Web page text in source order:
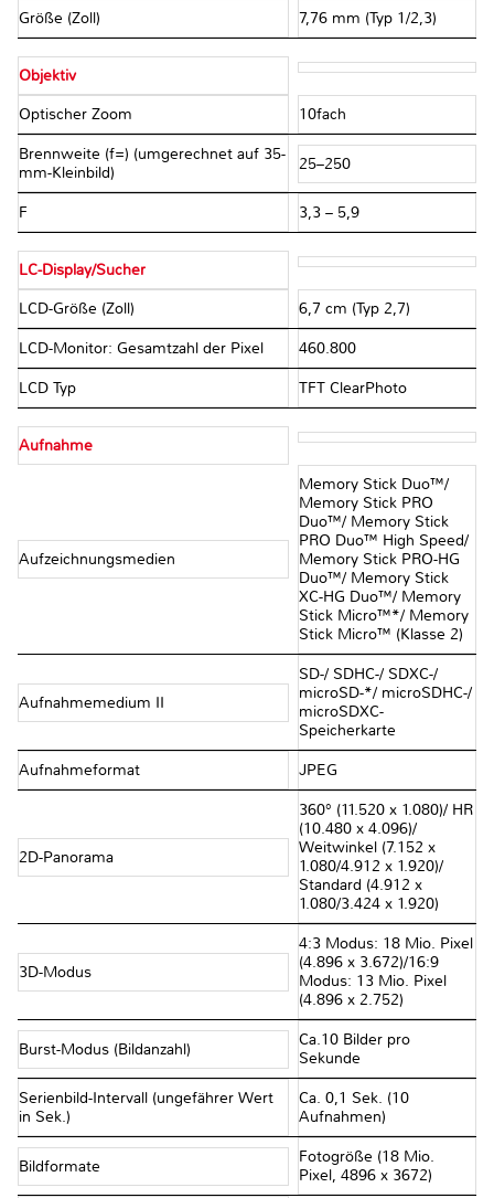
Größe (Zoll) 7,76 mm (Typ 1/2,3)
Objektiv
Optischer Zoom 10fach
Brennweite (f=) (umgerechnet auf 35-
mm-Kleinbild)
25–250
F 3,3 – 5,9
LC-Display/Sucher
LCD-Größe (Zoll) 6,7 cm (Typ 2,7)
LCD-Monitor: Gesamtzahl der Pixel 460.800
LCD Typ TFT ClearPhoto
Aufnahme
Aufzeichnungsmedien
Memory Stick Duo™/
Memory Stick PRO
Duo™/ Memory Stick
PRO Duo™ High Speed/
Memory Stick PRO-HG
Duo™/ Memory Stick
XC-HG Duo™/ Memory
Stick Micro™*/ Memory
Stick Micro™ (Klasse 2)
Aufnahmemedium II
SD-/ SDHC-/ SDXC-/
microSD-*/ microSDHC-/
microSDXC-
Speicherkarte
Aufnahmeformat JPEG
2D-Panorama
360° (11.520 x 1.080)/ HR
(10.480 x 4.096)/
Weitwinkel (7.152 x
1.080/4.912 x 1.920)/
Standard (4.912 x
1.080/3.424 x 1.920)
3D-Modus
4:3 Modus: 18 Mio. Pixel
(4.896 x 3.672)/16:9
Modus: 13 Mio. Pixel
(4.896 x 2.752)
Burst-Modus (Bildanzahl)
Ca.10 Bilder pro
Sekunde
Serienbild-Intervall (ungefährer Wert
in Sek.)
Ca. 0,1 Sek. (10
Aufnahmen)
Bildformate
Fotogröße (18 Mio.
Pixel, 4896 x 3672)